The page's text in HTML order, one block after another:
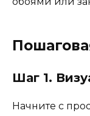
Шаг 1.
Начните с